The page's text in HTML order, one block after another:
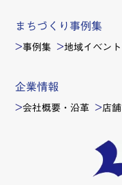
まちづくり事例集
事例集 地域イベン
企業情報
会社概要・沿革 店